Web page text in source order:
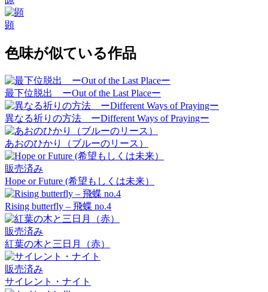
顕
色味が似ている作品
最下位脱出 ーOut of the Last Placeー
異なる祈りの方法 ーDifferent Ways of Prayingー
あおのひかり（ブルーのリース）
販売済み
Hope or Future (希望もしくは未来）
Rising butterfly – 飛蝶 no.4
販売済み
紅葉の木と三日月（赤）
販売済み
サイレント・ナイト